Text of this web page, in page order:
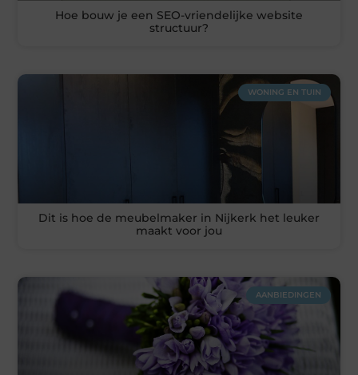
Hoe bouw je een SEO-vriendelijke website
structuur?
WONING EN TUIN
Dit is hoe de meubelmaker in Nijkerk het leuker
maakt voor jou
AANBIEDINGEN